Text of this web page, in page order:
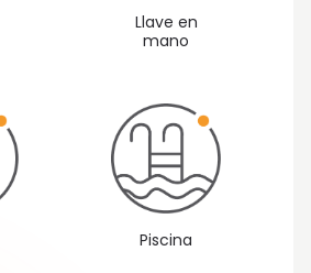
Llave en
mano
Piscina